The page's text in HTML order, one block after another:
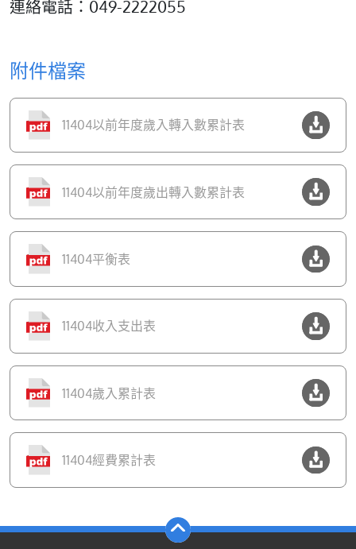
連絡電話：049-2222055
附件檔案
11404以前年度歲入轉入數累計表
11404以前年度歲出轉入數累計表
11404平衡表
11404收入支出表
11404歲入累計表
11404經費累計表